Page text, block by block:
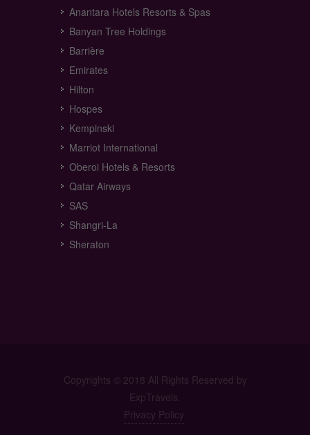
Anantara Hotels Resorts & Spas
Banyan Tree Holdings
Barrière
Emirates
Hilton
Hospes
Kempinski
Marriot International
Oberoi Hotels & Resorts
Qatar Airways
SAS
Shangri-La
Sheraton
Copyrights © 2018 All Rights Reserved by
ExpTravels.
Privacy Policy